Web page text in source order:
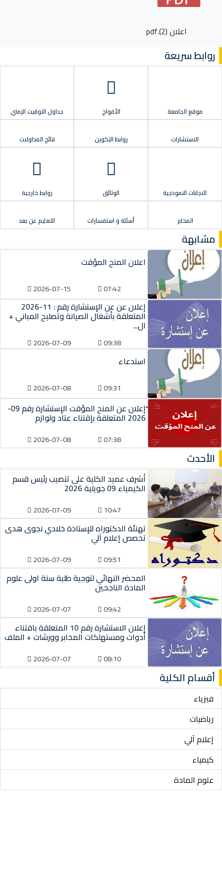
اعلان (2).pdf
روابط سريعة
موقع الجامعة الأفواج جداول التوقيت الزمني
الاستشارات روابط التكوين نتائج المداولات
الاجابات النموذجية الوثائق روابط خارجية
المخابر أسئلة و استفسارات التعليم عن بعد
مشابهة
اعلان المنح المؤقت
07:42
2026-07-15
إعلان عن عن الإستشارة رقم : 11-2026
المتعلقة بأشغال الصيانة وتصليح المباني +
ال...
09:38
2026-07-09
استدعاء
09:31
2026-07-08
ّإعلان عن المنح المؤقت الإستشارة رقم 09-
2026 المتعلقة بإقتناء عتاد ولوازم
07:38
2026-07-08
الأحدث
أشرف عميد الكلية على تنصيب رئيس قسم
الكيمياء 09 جويلية 2026
10:47
2026-07-09
تهنئة الدكتوراه للإستاذة خلادي نجوى هدى
تخصص إعلام آلي
09:51
2026-07-09
المحضر النهائي لتوجية طلبة سنة اولى علوم
المادة الناجحين
09:42
2026-07-07
إعلان الاستشارة رقم 10 المتعلقة باقتناء
أدوات ومستهلكات المخابر وورشات + الملف
08:10
2026-07-07
أقسام الكلية
فيزياء
رياضيات
إعلام آلي
كيمياء
علوم المادة